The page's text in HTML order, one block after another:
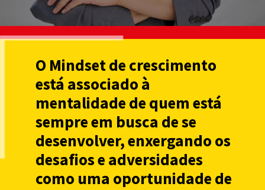
O Mindset de crescimento
está associado à
mentalidade de quem está
sempre em busca de se
desenvolver, enxergando os
desafios e adversidades
como uma oportunidade de